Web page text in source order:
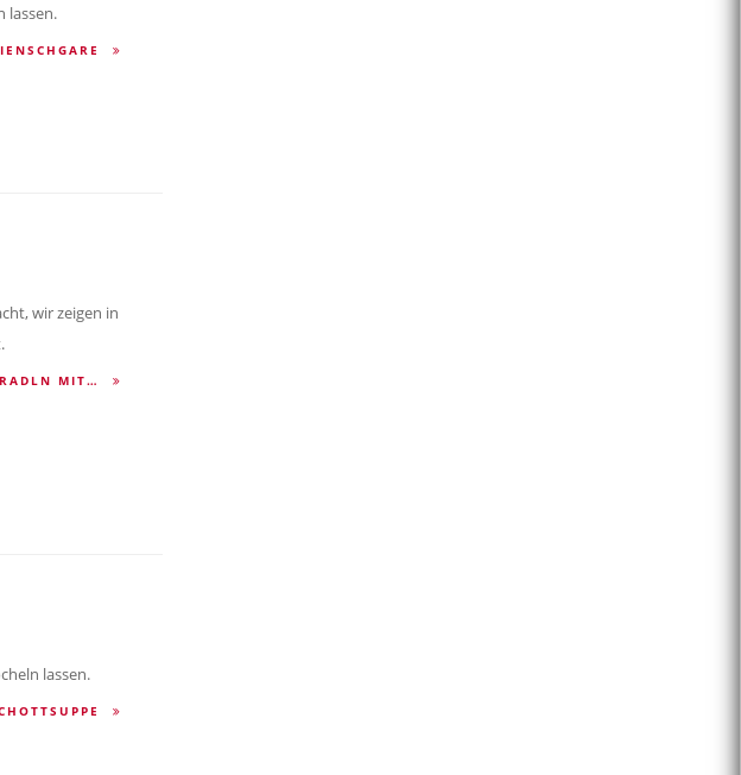
lassen.
wir zeigen in
MIT…
lassen.